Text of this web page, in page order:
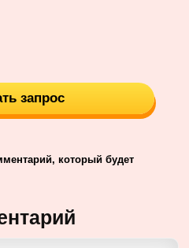
запрос
который будет